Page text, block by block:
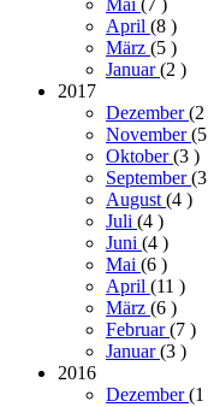
Mai (7 )
April (8 )
März (5 )
Januar(2 )
2017
Dezember(2
November(5
Oktober(3 )
September(3
August(4 )
Juli (4 )
Juni (4 )
Mai (6 )
April (11 )
März (6 )
Februar(7 )
Januar(3 )
2016
Dezember(1